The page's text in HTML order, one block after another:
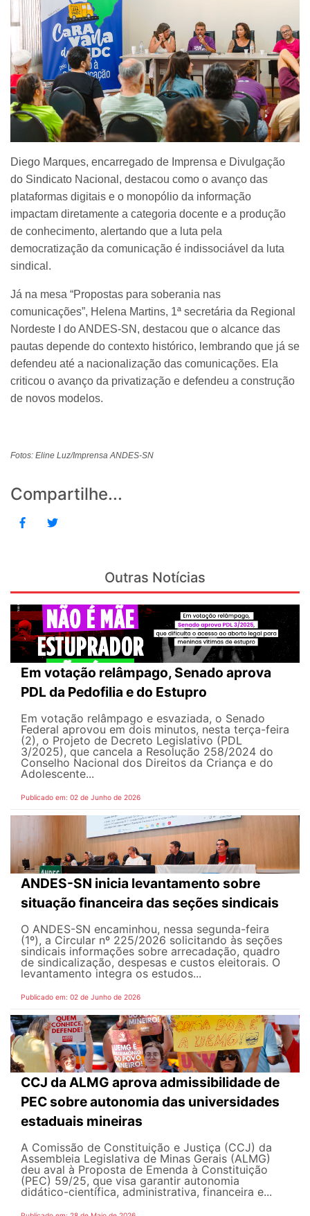
Diego Marques, encarregado de Imprensa e Divulgação
do Sindicato Nacional, destacou como o avanço das
plataformas digitais e o monopólio da informação
impactam diretamente a categoria docente e a produção
de conhecimento, alertando que a luta pela
democratização da comunicação é indissociável da luta
sindical.
Já na mesa “Propostas para soberania nas
comunicações”, Helena Martins, 1ª secretária da Regional
Nordeste I do ANDES-SN, destacou que o alcance das
pautas depende do contexto histórico, lembrando que já se
defendeu até a nacionalização das comunicações. Ela
criticou o avanço da privatização e defendeu a construção
de novos modelos.
Fotos: Eline Luz/Imprensa ANDES-SN
Compartilhe...
Outras Notícias
Em votação relâmpago, Senado aprova
PDL da Pedofilia e do Estupro
Em votação relâmpago e esvaziada, o Senado
Federal aprovou em dois minutos, nesta terça-feira
(2), o Projeto de Decreto Legislativo (PDL
3/2025), que cancela a Resolução 258/2024 do
Conselho Nacional dos Direitos da Criança e do
Adolescente...
Publicado em: 02 de Junho de 2026
ANDES-SN inicia levantamento sobre
situação financeira das seções sindicais
O ANDES-SN encaminhou, nessa segunda-feira
(1º), a Circular nº 225/2026 solicitando às seções
sindicais informações sobre arrecadação, quadro
de sindicalização, despesas e custos eleitorais. O
levantamento integra os estudos...
Publicado em: 02 de Junho de 2026
CCJ da ALMG aprova admissibilidade de
PEC sobre autonomia das universidades
estaduais mineiras
A Comissão de Constituição e Justiça (CCJ) da
Assembleia Legislativa de Minas Gerais (ALMG)
deu aval à Proposta de Emenda à Constituição
(PEC) 59/25, que visa garantir autonomia
didático-científica, administrativa, financeira e...